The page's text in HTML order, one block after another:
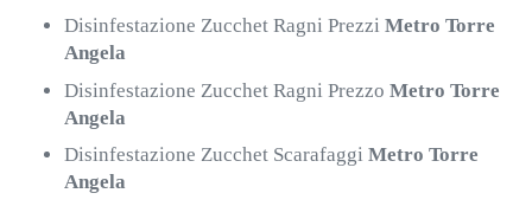
Disinfestazione Zucchet Ragni PrezziMetro Torre
Angela
Disinfestazione Zucchet Ragni PrezzoMetro Torre
Angela
Disinfestazione Zucchet ScarafaggiMetro Torre
Angela